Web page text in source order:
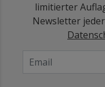
limitierter
Newsletter